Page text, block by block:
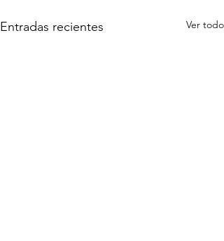
Entradas recientes Ver todo